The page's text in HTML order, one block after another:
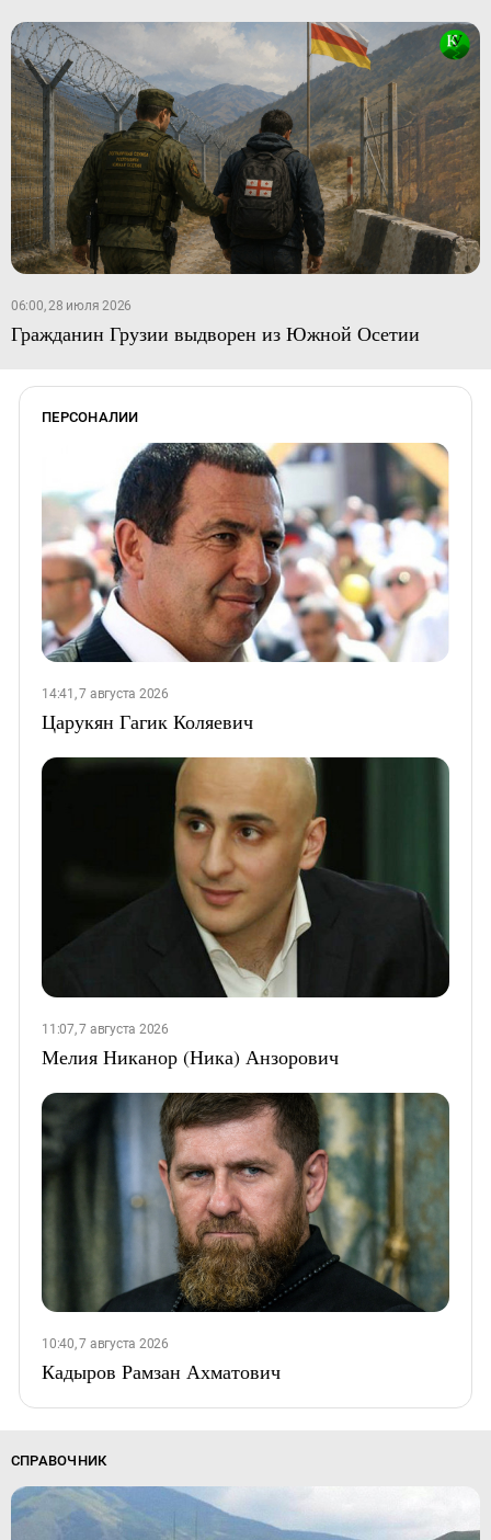
06:00, 28 июля 2026
Гражданин Грузии выдворен из Южной Осетии
ПЕРСОНАЛИИ
14:41, 7 августа 2026
Царукян Гагик Коляевич
11:07, 7 августа 2026
Мелия Никанор (Ника) Анзорович
10:40, 7 августа 2026
Кадыров Рамзан Ахматович
СПРАВОЧНИК